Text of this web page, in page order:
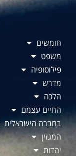
חומשים
משפט
פילוסופיה
מדרש
הלכה
החיים עצמם
בחברה הישראלית
המגזין
יהדות